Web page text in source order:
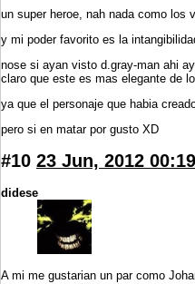
un super heroe, nah nada como los
y mi poder favorito es la
nose si ayan visto d.gray-man ahi
claro que este es mas elegante de
ya que el personaje que habia
pero si en matar por gusto XD
#10 23 Jun, 2012
didese
A mi me gustarian un par como